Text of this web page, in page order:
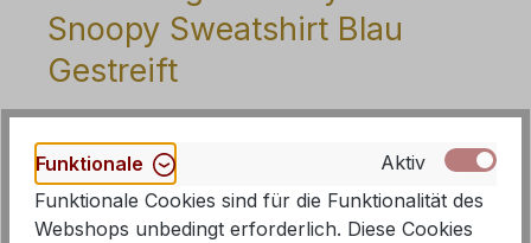
Snoopy Sweatshirt Blau
Gestreift
Funktionale
Aktiv
Funktionale Cookies sind für die Funktionalität des
Webshops unbedingt erforderlich. Diese Cookies